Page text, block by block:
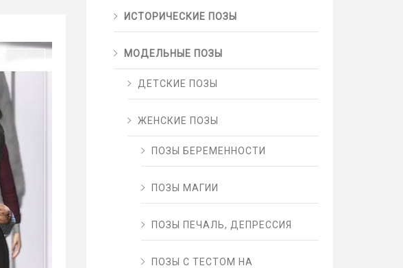
ИСТОРИЧЕСКИЕ ПОЗЫ
МОДЕЛЬНЫЕ ПОЗЫ
ДЕТСКИЕ ПОЗЫ
ЖЕНСКИЕ ПОЗЫ
ПОЗЫ БЕРЕМЕННОСТИ
ПОЗЫ МАГИИ
ПОЗЫ ПЕЧАЛЬ, ДЕПРЕССИЯ
ПОЗЫ С ТЕСТОМ НА